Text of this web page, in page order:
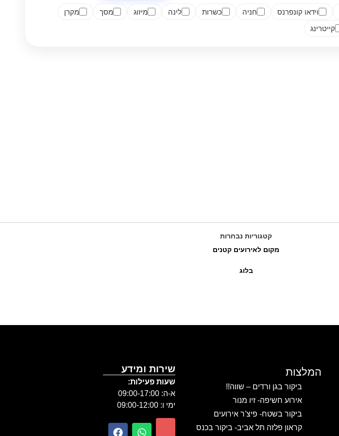
וידאו קונפרנס חניה כשרות לינה מיזוג מסך
מקרן
קייטרינג
קטגוריות נבחרות
מקום לאירועים קטנים
בלוג
המלצות
ביקור בגן ורדים – שווה!!
אירוע חשיפה- זיו מנור
ביקור בשטח- פיצ'ר אירועים
קראון פלזה תל אביב- ביקור בכנס
שירות ומידע
שעות פעילות:
א-ה: 09:00-17:00
ימי ו: 09:00-12:00